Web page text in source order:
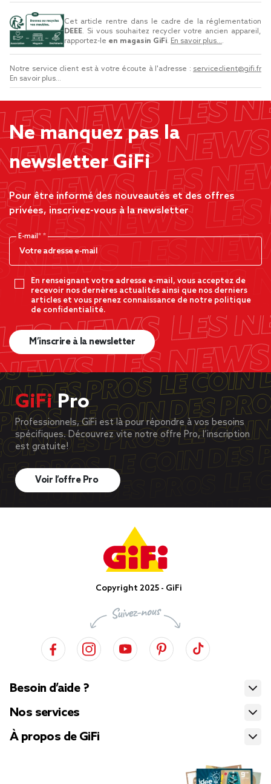
Cet article rentre dans le cadre de la réglementation
DEEE. Si vous souhaitez recycler votre ancien appareil,
rapportez-le en magasin GiFi. En savoir plus....
Notre service client est à votre écoute à l'adresse : serviceclient@gifi.fr
En savoir plus...
Ne manquez pas la
newsletter GiFi
Pour être informé des nouveautés et des offres
privées, inscrivez-vous à la newsletter
E-mail*
En renseignant votre adresse e-mail, vous acceptez de
recevoir nos dernères actualités ainsi que nos derniers
articles et vous prenez connaissance de notre politique
de confidentialité.
M’inscrire à la newsletter
GiFiPro
Professionnels, GiFi est là pour répondre à vos besoins
spécifiques. Découvrez vite notre offre Pro, l’inscription
est gratuite!
Voir l’offre Pro
Copyright 2025 - GiFi
Besoin d’aide ?
Nos services
À propos de GiFi